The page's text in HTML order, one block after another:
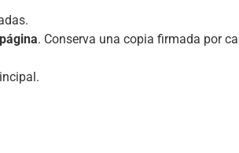
. Conserva una copia firmada por